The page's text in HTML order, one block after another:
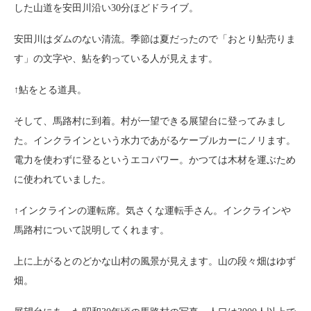
した山道を安田川沿い30分ほどドライブ。
安田川はダムのない清流。季節は夏だったので「おとり鮎売りま
す」の文字や、鮎を釣っている人が見えます。
↑鮎をとる道具。
そして、馬路村に到着。村が一望できる展望台に登ってみまし
た。インクラインという水力であがるケーブルカーにノリます。
電力を使わずに登るというエコパワー。かつては木材を運ぶため
に使われていました。
↑インクラインの運転席。気さくな運転手さん。インクラインや
馬路村について説明してくれます。
上に上がるとのどかな山村の風景が見えます。山の段々畑はゆず
畑。